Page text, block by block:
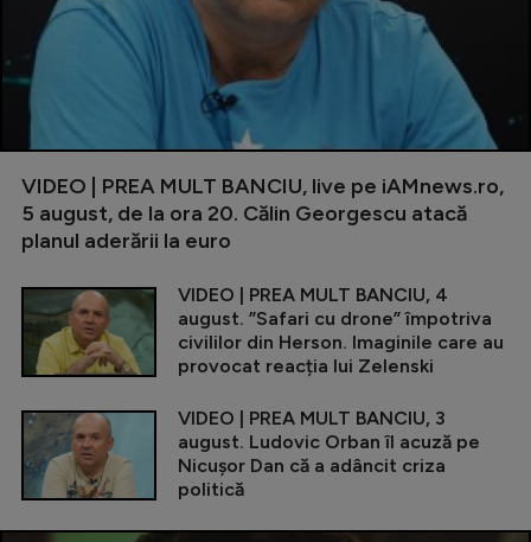
VIDEO | PREA MULT BANCIU, live pe iAMnews.ro,
5 august, de la ora 20. Călin Georgescu atacă
planul aderării la euro
VIDEO | PREA MULT BANCIU, 4
august. ”Safari cu drone” împotriva
civililor din Herson. Imaginile care au
provocat reacția lui Zelenski
VIDEO | PREA MULT BANCIU, 3
august. Ludovic Orban îl acuză pe
Nicușor Dan că a adâncit criza
politică